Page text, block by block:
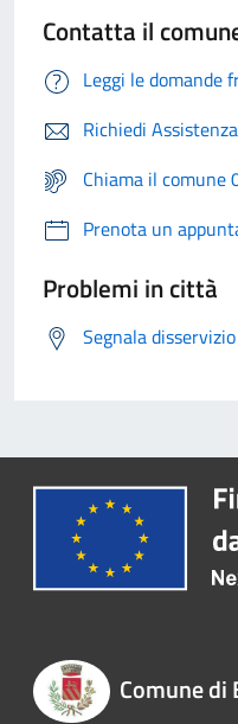
Contatta il
Leggi le domande
Richiedi Assistenza
Chiama il comune
Prenota un
Problemi in città
Segnala disservizio
Comune di